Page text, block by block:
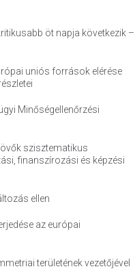
öt napja következik –
uniós források elérése
Minőségellenőrzési
szisztematikus
finanszírozási és képzési
ellen
az európai
területének vezetőjével